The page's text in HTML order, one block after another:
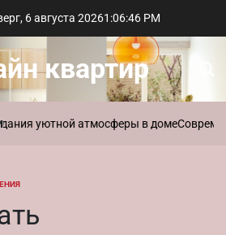
6 августа 20261 :06:47 PM
квартир
атмосферы в доме Современный